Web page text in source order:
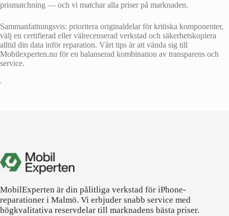
prismatchning — och vi matchar alla priser på marknaden.
Sammanfattningsvis: prioritera originaldelar för kritiska komponenter,
välj en certifierad eller välrecenserad verkstad och säkerhetskopiera
alltid din data inför reparation. Vårt tips är att vända sig till
Mobilexperten.nu för en balanserad kombination av transparens och
service.
•
MobilExperten är din pålitliga verkstad för iPhone-
reparationer i Malmö. Vi erbjuder snabb service med
högkvalitativa reservdelar till marknadens bästa priser.